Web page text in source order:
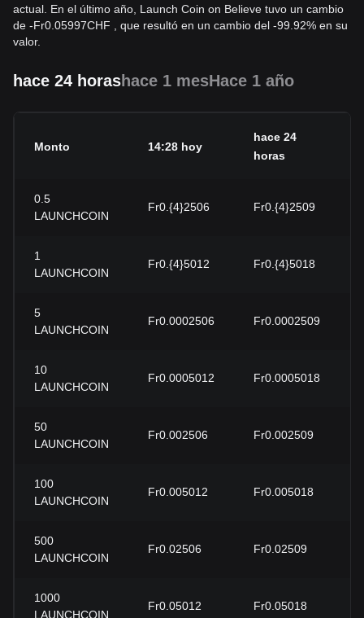
actual. En el último año, Launch Coin on Believe tuvo un cambio
de -Fr0.05997CHF , que resultó en un cambio del -99.92% en su
valor.
hace 24 horashace 1 mesHace 1 año
Monto 14:28 hoy
hace 24
horas
0.5
LAUNCHCOIN
Fr0.{4}2506 Fr0.{4}2509
1
LAUNCHCOIN
Fr0.{4}5012 Fr0.{4}5018
5
LAUNCHCOIN
Fr0.0002506 Fr0.0002509
10
LAUNCHCOIN
Fr0.0005012 Fr0.0005018
50
LAUNCHCOIN
Fr0.002506 Fr0.002509
100
LAUNCHCOIN
Fr0.005012 Fr0.005018
500
LAUNCHCOIN
Fr0.02506 Fr0.02509
1000
LAUNCHCOIN
Fr0.05012 Fr0.05018